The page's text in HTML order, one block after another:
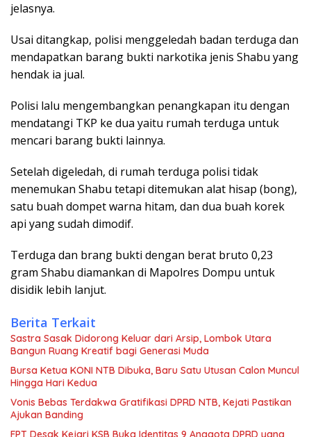
jelasnya.
Usai ditangkap, polisi menggeledah badan terduga dan
mendapatkan barang bukti narkotika jenis Shabu yang
hendak ia jual.
Polisi lalu mengembangkan penangkapan itu dengan
mendatangi TKP ke dua yaitu rumah terduga untuk
mencari barang bukti lainnya.
Setelah digeledah, di rumah terduga polisi tidak
menemukan Shabu tetapi ditemukan alat hisap (bong),
satu buah dompet warna hitam, dan dua buah korek
api yang sudah dimodif.
Terduga dan brang bukti dengan berat bruto 0,23
gram Shabu diamankan di Mapolres Dompu untuk
disidik lebih lanjut.
Berita Terkait
Sastra Sasak Didorong Keluar dari Arsip, Lombok Utara
Bangun Ruang Kreatif bagi Generasi Muda
Bursa Ketua KONI NTB Dibuka, Baru Satu Utusan Calon Muncul
Hingga Hari Kedua
Vonis Bebas Terdakwa Gratifikasi DPRD NTB, Kejati Pastikan
Ajukan Banding
FPT Desak Kejari KSB Buka Identitas 9 Anggota DPRD yang